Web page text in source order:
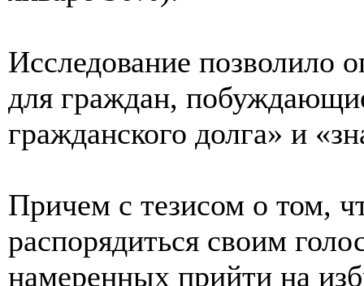
Исследование позволило
для граждан,
гражданского долга» и
Причем с тезисом о том,
распорядиться своим
намеренных прийти на